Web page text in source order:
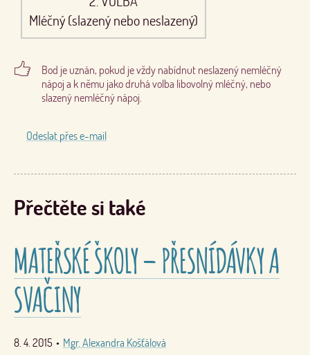
Mléčný (slazený nebo neslazený)
Bod je uznán, pokud je vždy nabídnut neslazený nemléčný
nápoj a k němu jako druhá volba libovolný mléčný, nebo
slazený nemléčný nápoj.
Odeslat přes e-mail
Přečtěte si také
MATEŘSKÉ ŠKOLY – PŘESNÍDÁVKY A
SVAČINY
8. 4. 2015 • Mgr. Alexandra Košťálová